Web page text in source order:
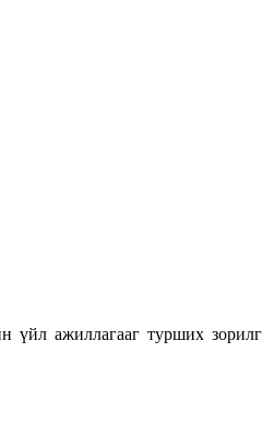
ажиллагааг турших